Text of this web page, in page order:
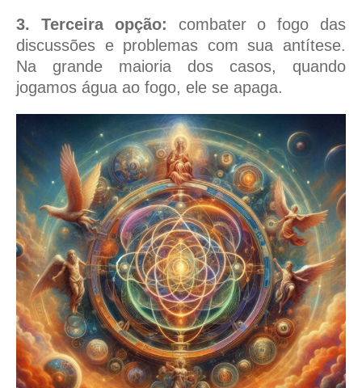
3. Terceira opção: combater o fogo das
discussões e problemas com sua antítese.
Na grande maioria dos casos, quando
jogamos água ao fogo, ele se apaga.